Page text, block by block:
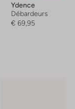
Ydence
Débardeurs
€ 69,95